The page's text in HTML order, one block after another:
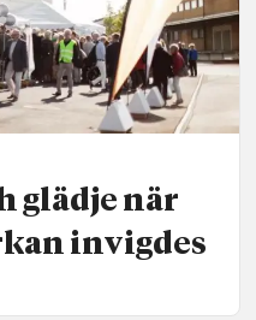
glädje när
invigdes